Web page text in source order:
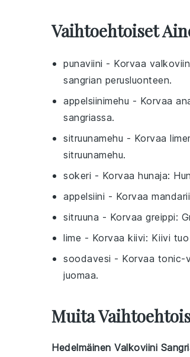
Vaihtoehtoiset
punaviini - Korvaa
sangrian perusluonteen.
appelsiinimehu - Korvaa
sangriassa.
sitruunamehu - Korvaa
sitruunamehu.
sokeri - Korvaa hunaja:
appelsiini - Korvaa
sitruuna - Korvaa greippi:
lime - Korvaa kiivi: Kiivi
soodavesi - Korvaa tonic-
juomaa.
Muita
Hedelmäinen Valkoviini